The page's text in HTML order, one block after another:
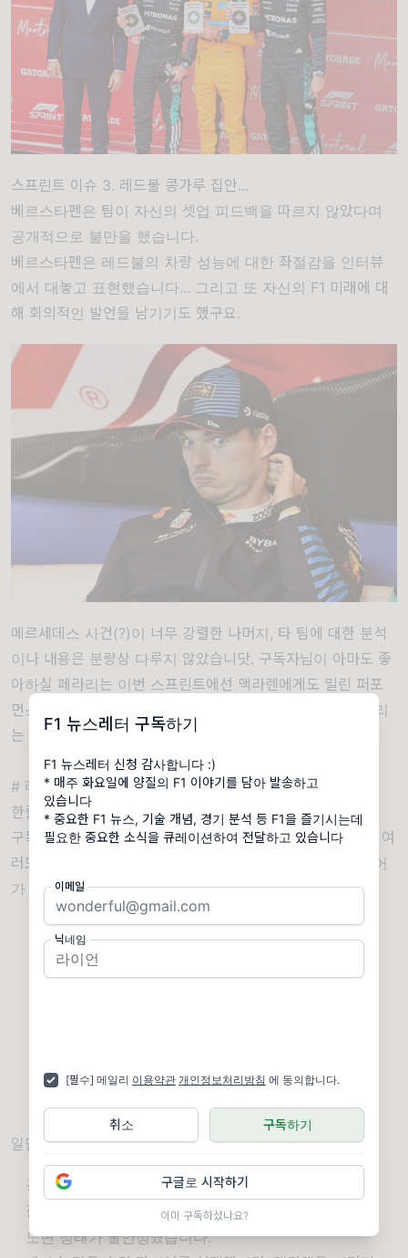
F1 뉴스레터 구독하기
F1 뉴스레터 신청 감사합니다 :)
* 매주 화요일에 양질의 F1 이야기를 담아 발송하고
있습니다
* 중요한 F1 뉴스, 기술 개념, 경기 분석 등 F1을 즐기시는데
필요한 중요한 소식을 큐레이션하여 전달하고 있습니다
이메일
닉네임
[필수] 메일리 이용약관 개인정보처리방침 에 동의합니다.
구독하기
취소
구글로 시작하기
이미 구독하셨나요?
스프린트 이슈 3. 레드불 콩가루 집안...
베르스타펜은 팀이 자신의 셋업 피드백을 따르지 않았다며
공개적으로 불만을 했습니다.
베르스타펜은 레드불의 차량 성능에 대한 좌절감을 인터뷰
에서 대놓고 표현했습니다... 그리고 또 자신의 F1 미래에 대
해 회의적인 발언을 남기기도 했구요.
메르세데스 사건(?)이 너무 강렬한 나머지, 타 팀에 대한 분석
이나 내용은 분량상 다루지 않았습니닷. 구독자님이 아마도 좋
아하실 페라리는 이번 스프린트에선 맥라렌에게도 밀린 퍼포
먼스를 보여주었습니다. 일단 순수 페이스가 상위권에서 밀리
는 모습이라 많이 아쉬웠죠.
# 레이스 리뷰: 세상이 조러셀을 억까한다 🙉
한줄평: 라이브로 레이스 보신 분이 승자.
구독자님 제가 손톱만큼 더 조러셀에게 애정이 있어 그런지, 여
러모로 캐나다 GP 참 아쉬웠습니다. 2026년 상반기 커리어
가 이렇게 안풀려도 안풀릴 수가? ㅠ
일단 진정하고 일단 레이스 흐름부터 볼게요...
경기 전 상황
질 빌너브 서킷은 경기 당일 아침부터 약한 비가 내리며
노면 상태가 불안정했습니다.